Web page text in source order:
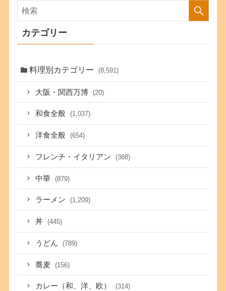
カテゴリー
料理別カテゴリー (8,591)
大阪・関西万博 (20)
和食全般 (1,037)
洋食全般 (654)
フレンチ・イタリアン (388)
中華 (879)
ラーメン (1,209)
丼 (445)
うどん (789)
蕎麦 (156)
カレー（和、洋、欧） (314)